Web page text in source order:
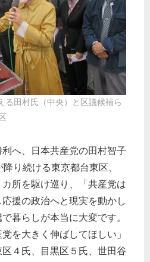
る田村氏（中央）と区議候補ら
へ、日本共産党の田村智子
り続ける東京都台東区、
所を駆け巡り、「共産党は
援の政治へと現実を動かし
暮らしが本当に大変です。
を大きく伸ばしてほしい」
４氏、目黒区５氏、世田谷